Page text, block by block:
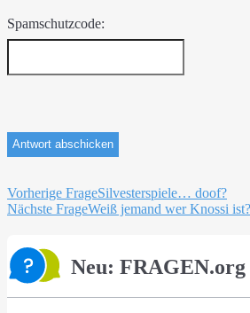
Spamschutzcode:
Beitragsnavigation
Vorherige FrageSilvesterspiele… doof?
Nächste FrageWeiß jemand wer Knossi ist?
Neu: FRAGEN.org